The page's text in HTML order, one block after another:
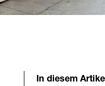
In diesem